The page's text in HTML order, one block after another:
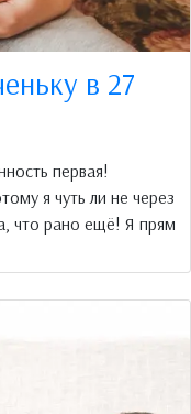
в 27
первая!
я чуть ли не через
что рано ещё! Я прям